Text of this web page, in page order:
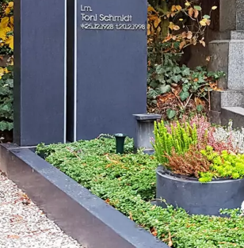
Urnengrabsteine
Klassisch
Romantisch